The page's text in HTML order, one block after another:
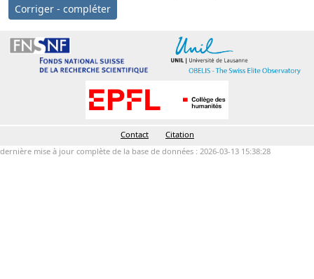
Corriger - compléter
Contact
Citation
dernière mise à jour complète de la base de données : 2026-03-13 15:38:28